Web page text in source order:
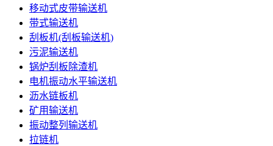
移动式皮带输送机
带式输送机
刮板机(刮板输送机)
污泥输送机
锅炉刮板除渣机
电机振动水平输送机
沥水链板机
矿用输送机
振动整列输送机
拉链机